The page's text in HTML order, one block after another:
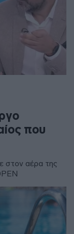
που
στον αέρα της